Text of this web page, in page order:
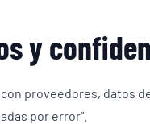
y
proveedores, datos
por error”.